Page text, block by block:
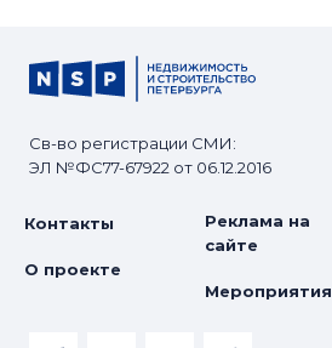
Св-во регистрации СМИ:
ЭЛ №ФС77-67922 от 06.12.2016
Контакты
О проекте
Реклама на
сайте
Мероприятия